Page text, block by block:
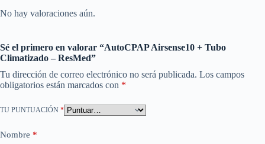
No hay valoraciones aún.
Sé el primero en valorar “AutoCPAP Airsense10 + Tubo
Climatizado – ResMed”
Tu dirección de correo electrónico no será publicada. Los campos
obligatorios están marcados con *
TU PUNTUACIÓN *
Nombre *